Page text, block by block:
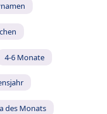
4-6 Monate
des Monats